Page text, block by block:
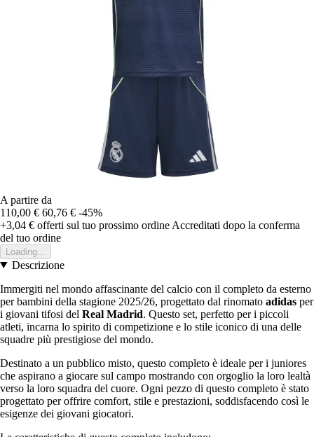
A partire da
110,00 € 60,76 € -45%
+3,04 € offerti sul tuo prossimo ordine Accreditati dopo la conferma
del tuo ordine
Loading...
Descrizione
Immergiti nel mondo affascinante del calcio con il completo da esterno
per bambini della stagione 2025/26, progettato dal rinomato adidas per
i giovani tifosi del Real Madrid. Questo set, perfetto per i piccoli
atleti, incarna lo spirito di competizione e lo stile iconico di una delle
squadre più prestigiose del mondo.
Destinato a un pubblico misto, questo completo è ideale per i juniores
che aspirano a giocare sul campo mostrando con orgoglio la loro lealtà
verso la loro squadra del cuore. Ogni pezzo di questo completo è stato
progettato per offrire comfort, stile e prestazioni, soddisfacendo così le
esigenze dei giovani giocatori.